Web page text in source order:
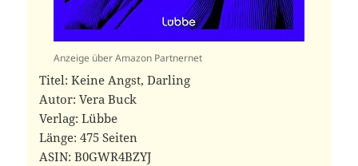
Anzeige über Amazon Partnernet
Titel: Keine Angst, Darling
Autor: Vera Buck
Verlag: Lübbe
Länge: 475 Seiten
ASIN: ‎B0GWR4BZYJ